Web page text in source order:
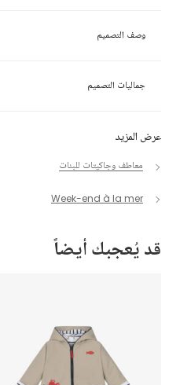
عرض المزيد
معاطف وجاكيتات للبنات
Week-end à la mer
وصف التصميم
جماليات التصميم
قد يُعجبك أيضاً